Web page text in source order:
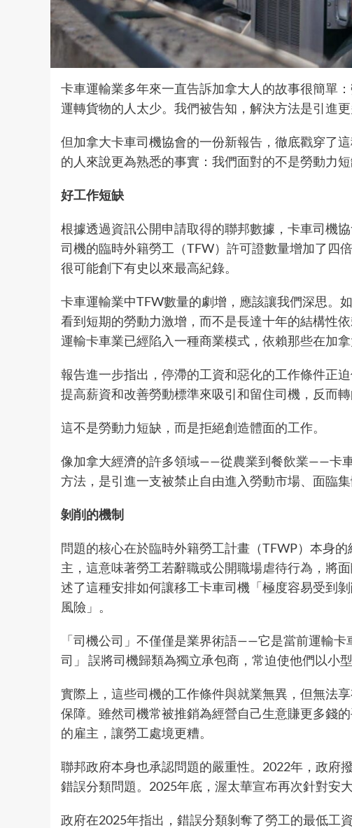
卡車運輸業多年來一直告訴加拿大人的故事很簡單
運轉貨物的人太少。我們被告知，解決方法是引進
但加拿大卡車司機協會的一份新報告 ，徹底戳穿了
的人來說更為熟悉的事實：我們面對的不是勞動力
好工作短缺
根據透過資訊公開申請取得的聯邦數據，卡車司機
司機的臨時外籍勞工（TFW）許可證數量增加了四
很可能創下有史以來最高紀錄。
卡車運輸業中TFW數量的劇增，應該讓我們深思。
看到短期的勞動力激增，而不是長達十年的結構性
運輸卡車業已經陷入一種商業模式，依賴那些在加
報告進一步指出，停滯的工資和惡化的工作條件正
提高薪資和改善勞動標準來吸引和留住司機，反而
這不是勞動力短缺，而是拒絕創造體面的工作。
像加拿大經濟的許多領域——從農業到餐飲業——卡
方法，是引進一支被禁止自由進入勞動市場、面臨
剝削的機制
問題的核心在於臨時外籍勞工計畫（TFWP）本身
主，這意味著勞工若辭職或公開職場虐待行為， 將
述了這種安排如何讓移工卡車司機「極度容易受到
風險」。
「司機公司」不僅僅是業界術語——它是當前運輸卡
司」 誤將司機歸類為獨立承包商，常迫使他們以小
實際上，這些司機的工作條件與就業無異，但無法
保障。雖然司機常被推銷為經營自己生意賺更多錢
的雇主，讓勞工處境更糟。
聯邦政府本身也承認問題的嚴重性。2022年，政府
錯誤分類問題。2025年底，渥太華宣布再次針對安
政府在2025年指出 ，錯誤分類剝奪了勞工的最低工